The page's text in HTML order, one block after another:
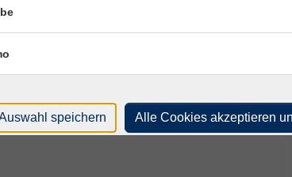
speichern Alle Cookies akzeptieren